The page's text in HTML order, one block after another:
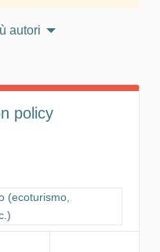
autori
policy
outdoor e turismo attivo
(ecoturismo,